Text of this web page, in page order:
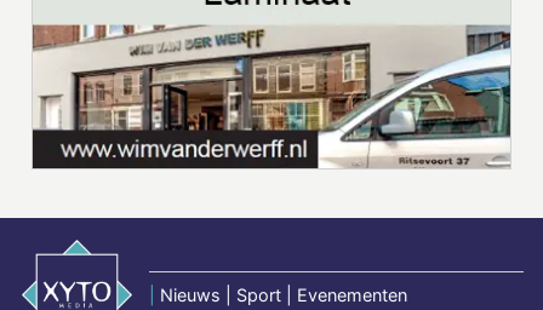
Nieuws | Sport | Evenementen